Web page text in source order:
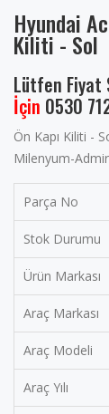
Hyundai
Kiliti - Sol
Lütfen Fiyat
İçin 0530
Ön Kapı Kiliti -
Milenyum-
Parça No
Stok Durumu
Ürün Markası
Araç Markası
Araç Modeli
Araç Yılı